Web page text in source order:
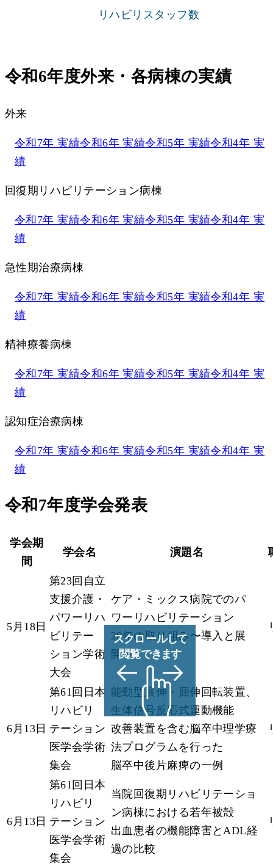
リハビリスタッフ数
令和6年度外来・ 各病棟の実績
外来
令和7年 実績令和6年 実績令和5年 実績令和4年 実
績
回復期リハビリテーション病棟
令和7年 実績令和6年 実績令和5年 実績令和4年 実
績
急性期治療病棟
令和7年 実績令和6年 実績令和5年 実績令和4年 実
績
精神療養病棟
令和7年 実績令和6年 実績令和5年 実績令和4年 実
績
認知症治療病棟
令和7年 実績令和6年 実績令和5年 実績令和4年 実
績
令和7年度学会発表
学会期
間
学会名 演題名
5月18日
第23回自立
支援介護・
パワーリハ
ビリテー
ション学術
大会
ケア・ミックス病院でのパ
ワーリハビリテーション
20年の取り組み〜導入と展
開〜
6月13日
第61回日本
リハビリ
テーション
医学会学術
集会
能動型展伸・屈伸回転装置、
生体信号反応式運動機能
改善装置を含む脳卒中理学療
法プログラムを行った
脳卒中後片麻痺の一例
6月13日
第61回日本
リハビリ
テーション
医学会学術
集会
当院回復期リハビリテーショ
ン病棟における若年被殻
出血患者の機能障害とADL経
過の比較